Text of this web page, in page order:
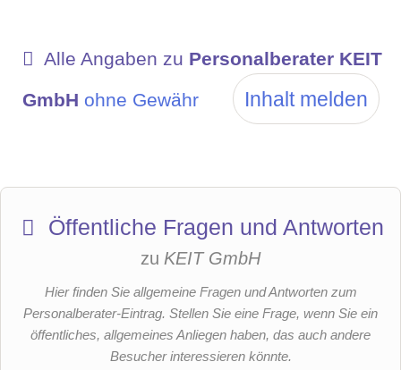
Alle Angaben zu Personalberater KEIT
GmbH ohne Gewähr Inhalt melden
Öffentliche Fragen und Antworten
zu KEIT GmbH
Hier finden Sie allgemeine Fragen und Antworten zum
Personalberater-Eintrag. Stellen Sie eine Frage, wenn Sie ein
öffentliches, allgemeines Anliegen haben, das auch andere
Besucher interessieren könnte.